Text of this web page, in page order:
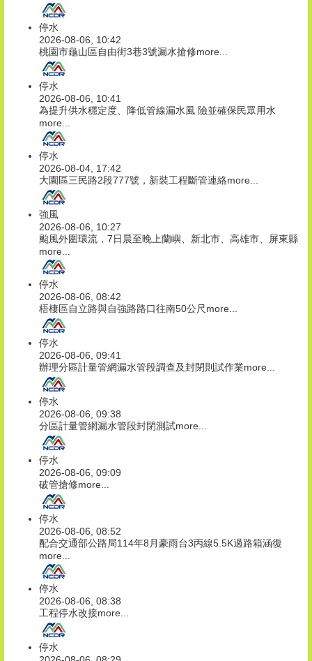
停水
2026-08-06, 10:42
桃園市龜山區自由街3巷3號漏水搶修more...
停水
2026-08-06, 10:41
為提升供水穩定度、降低管線漏水風 險並確保民眾用水
more...
停水
2026-08-04, 17:42
大園區三民路2段777號，新裝工程斷管連絡more...
強風
2026-08-06, 10:27
颱風外圍環流，7日晨至晚上蘭嶼、新北市、高雄市、屏東縣
more...
停水
2026-08-06, 08:42
梧棲區自立路與自強路路口往南50公尺more...
停水
2026-08-06, 09:41
辦理分區計量管網漏水管段調查及封閉則試作業more...
停水
2026-08-06, 09:38
分區計量管網漏水管段封閉測試more...
停水
2026-08-06, 09:09
破管搶修more...
停水
2026-08-06, 08:52
配合交通部公路局114年8月豪雨台3丙線5.5K過路箱涵復
more...
停水
2026-08-06, 08:38
工程停水改接more...
停水